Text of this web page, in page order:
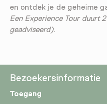
en ontdek je de geheime
Een Experience Tour duurt
geadviseerd).
Bezoekersinformatie
Toegang